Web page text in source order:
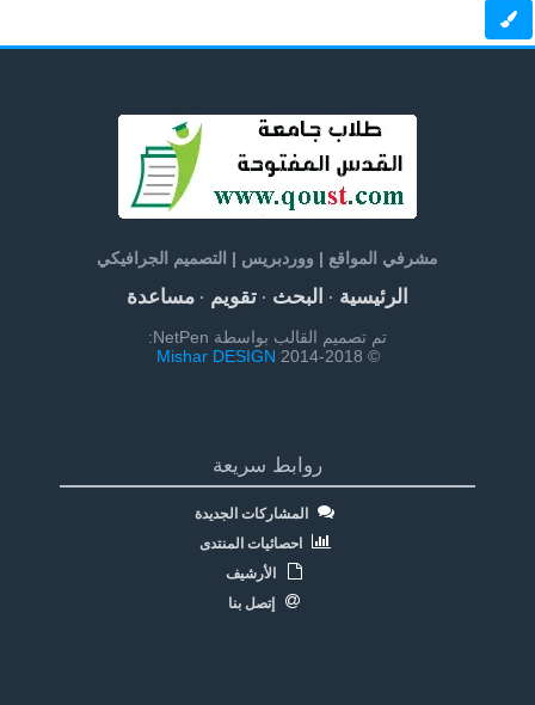
مشرفي المواقع | ووردبريس | التصميم الجرافيكي
الرئيسية· البحث· تقويم· مساعدة
تم تصميم القالب بواسطة NetPen:
© 2014-2018
Mishar DESIGN
روابط سريعة
المشاركات الجديدة
احصائيات المنتدى
الأرشيف
إتصل بنا